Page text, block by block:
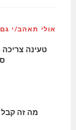
אולי תאהב/י גם
מה זה